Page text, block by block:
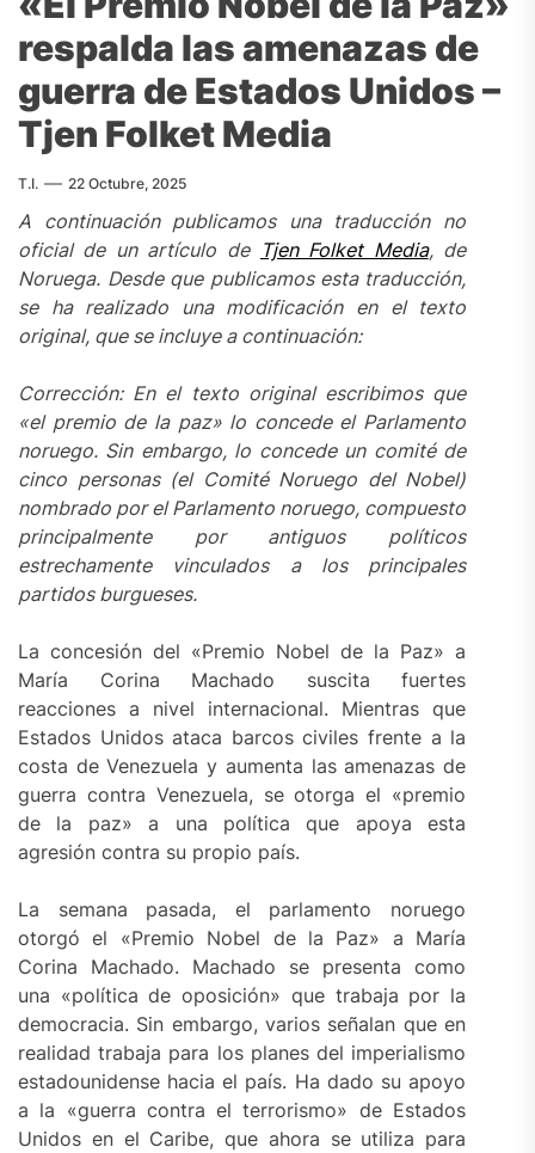
respalda las amenazas de
guerra de Estados Unidos –
Tjen Folket Media
T.I. 22 Octubre, 2025
A continuación publicamos una traducción no
oficial de un artículo de
Tjen Folket Media, de
Noruega. Desde que publicamos esta traducción,
se ha realizado una modificación en el texto
original, que se incluye a continuación:
Corrección: En el texto original escribimos que
«el premio de la paz» lo concede el Parlamento
noruego. Sin embargo, lo concede un comité de
cinco personas (el Comité Noruego del Nobel)
nombrado por el Parlamento noruego, compuesto
principalmente por antiguos políticos
estrechamente vinculados a los principales
partidos burgueses.
La concesión del «Premio Nobel de la Paz» a
María Corina Machado suscita fuertes
reacciones a nivel internacional. Mientras que
Estados Unidos ataca barcos civiles frente a la
costa de Venezuela y aumenta las amenazas de
guerra contra Venezuela, se otorga el «premio
de la paz» a una política que apoya esta
agresión contra su propio país.
La semana pasada, el parlamento noruego
otorgó el «Premio Nobel de la Paz» a María
Corina Machado. Machado se presenta como
una «política de oposición» que trabaja por la
democracia. Sin embargo, varios señalan que en
realidad trabaja para los planes del imperialismo
estadounidense hacia el país. Ha dado su apoyo
a la «guerra contra el terrorismo» de Estados
Unidos en el Caribe, que ahora se utiliza para